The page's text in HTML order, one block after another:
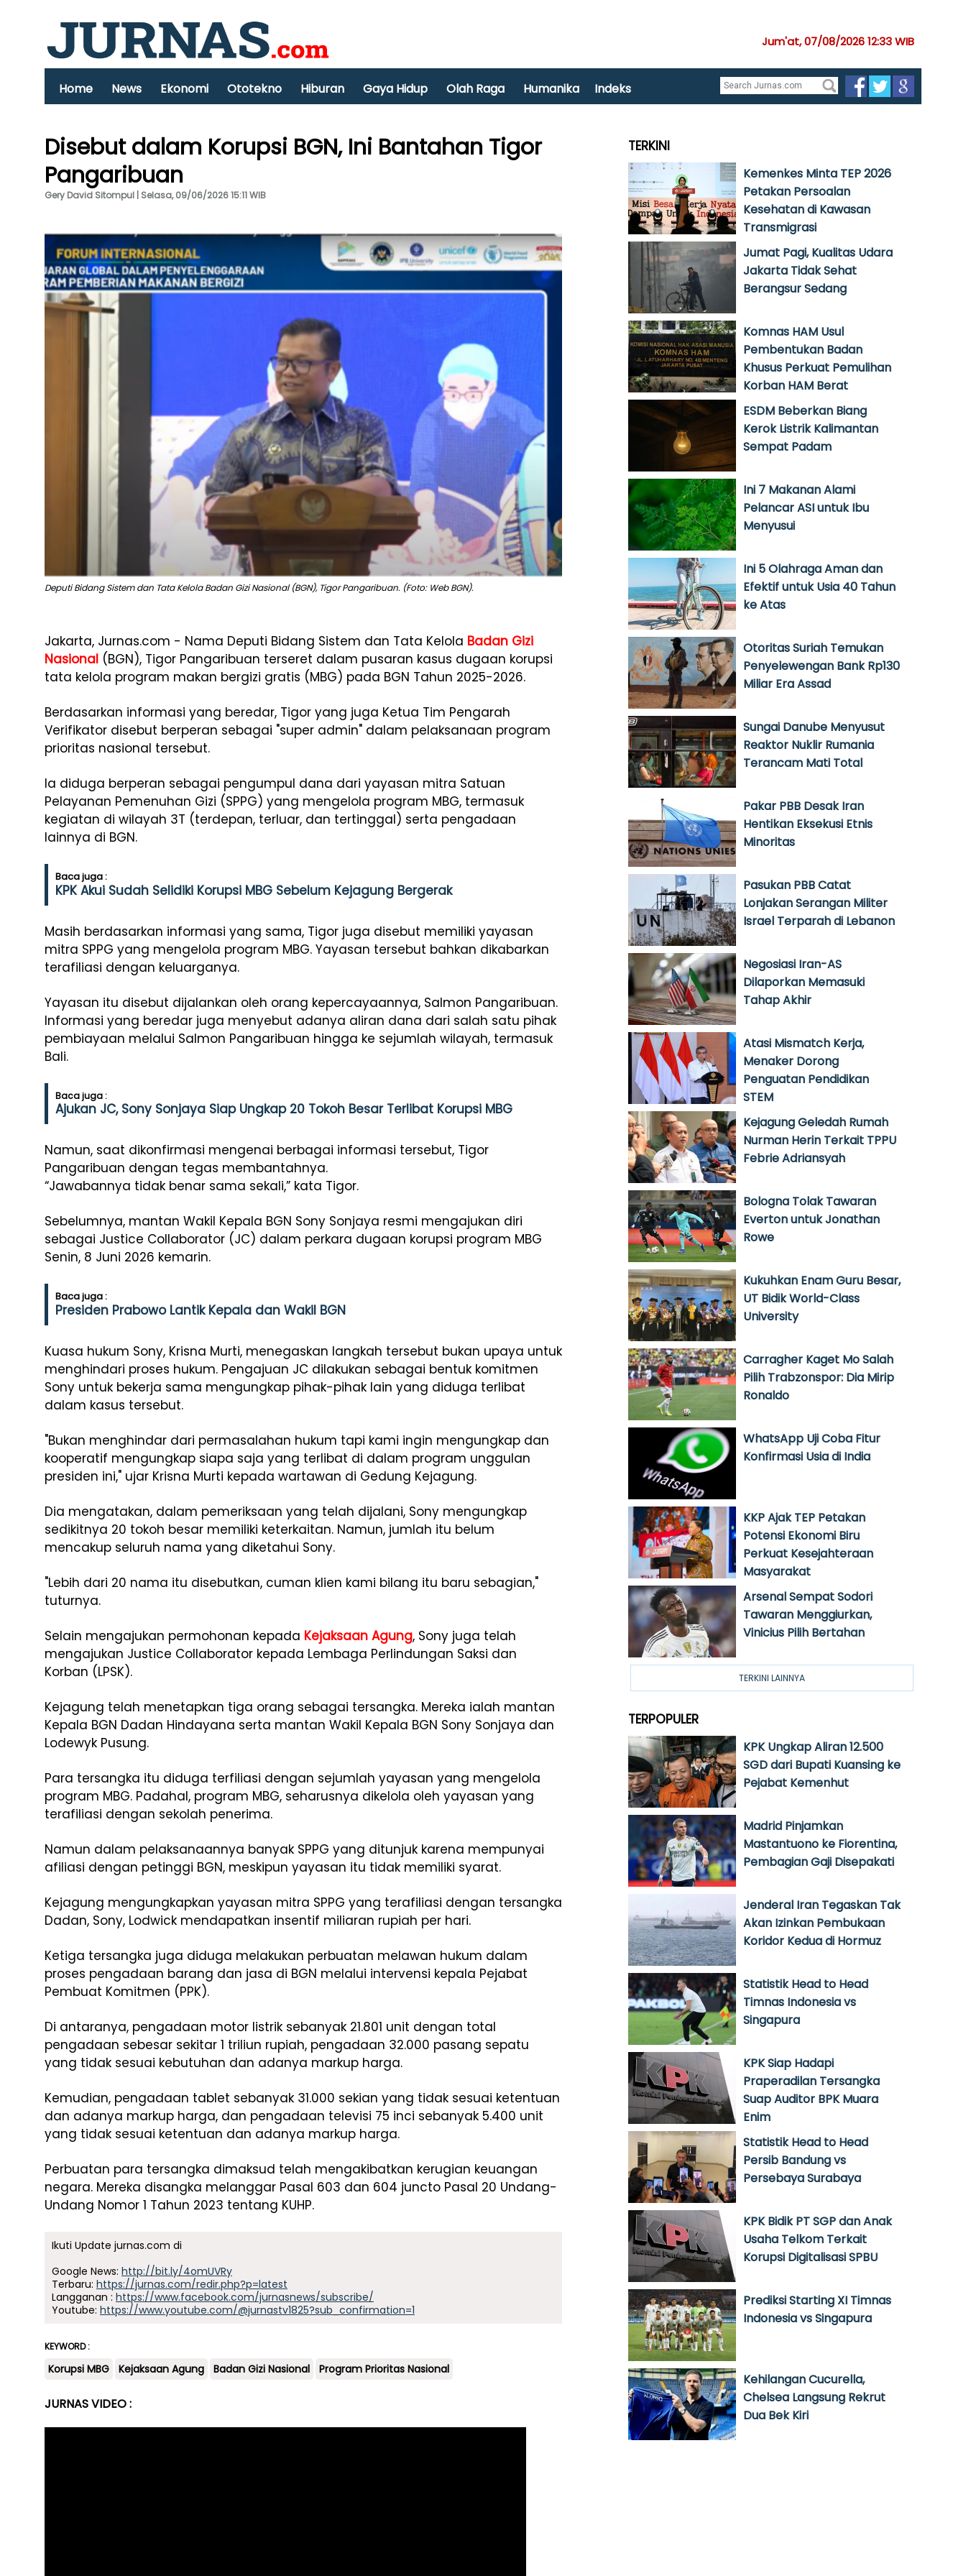
Jum'at, 07/08/2026 12:33 WIB
Home News Ekonomi Ototekno Hiburan Gaya Hidup Olah Raga Humanika Indeks
Disebut dalam Korupsi BGN, Ini Bantahan Tigor
Pangaribuan
Gery David Sitompul | Selasa, 09/06/2026 15:11 WIB
Deputi Bidang Sistem dan Tata Kelola Badan Gizi Nasional (BGN), Tigor Pangaribuan. (Foto: Web BGN).
Jakarta, Jurnas.com - Nama Deputi Bidang Sistem dan Tata Kelola Badan Gizi
Nasional (BGN), Tigor Pangaribuan terseret dalam pusaran kasus dugaan korupsi
tata kelola program makan bergizi gratis (MBG) pada BGN Tahun 2025-2026.
Berdasarkan informasi yang beredar, Tigor yang juga Ketua Tim Pengarah
Verifikator disebut berperan sebagai "super admin" dalam pelaksanaan program
prioritas nasional tersebut.
Ia diduga berperan sebagai pengumpul dana dari yayasan mitra Satuan
Pelayanan Pemenuhan Gizi (SPPG) yang mengelola program MBG, termasuk
kegiatan di wilayah 3T (terdepan, terluar, dan tertinggal) serta pengadaan
lainnya di BGN.
Baca juga :
KPK Akui Sudah Selidiki Korupsi MBG Sebelum Kejagung Bergerak
Masih berdasarkan informasi yang sama, Tigor juga disebut memiliki yayasan
mitra SPPG yang mengelola program MBG. Yayasan tersebut bahkan dikabarkan
terafiliasi dengan keluarganya.
Yayasan itu disebut dijalankan oleh orang kepercayaannya, Salmon Pangaribuan.
Informasi yang beredar juga menyebut adanya aliran dana dari salah satu pihak
pembiayaan melalui Salmon Pangaribuan hingga ke sejumlah wilayah, termasuk
Bali.
Baca juga :
Ajukan JC, Sony Sonjaya Siap Ungkap 20 Tokoh Besar Terlibat Korupsi MBG
Namun, saat dikonfirmasi mengenai berbagai informasi tersebut, Tigor
Pangaribuan dengan tegas membantahnya.
“Jawabannya tidak benar sama sekali,” kata Tigor.
Sebelumnya, mantan Wakil Kepala BGN Sony Sonjaya resmi mengajukan diri
sebagai Justice Collaborator (JC) dalam perkara dugaan korupsi program MBG
Senin, 8 Juni 2026 kemarin.
Baca juga :
Presiden Prabowo Lantik Kepala dan Wakil BGN
Kuasa hukum Sony, Krisna Murti, menegaskan langkah tersebut bukan upaya untuk
menghindari proses hukum. Pengajuan JC dilakukan sebagai bentuk komitmen
Sony untuk bekerja sama mengungkap pihak-pihak lain yang diduga terlibat
dalam kasus tersebut.
"Bukan menghindar dari permasalahan hukum tapi kami ingin mengungkap dan
kooperatif mengungkap siapa saja yang terlibat di dalam program unggulan
presiden ini," ujar Krisna Murti kepada wartawan di Gedung Kejagung.
Dia mengatakan, dalam pemeriksaan yang telah dijalani, Sony mengungkap
sedikitnya 20 tokoh besar memiliki keterkaitan. Namun, jumlah itu belum
mencakup seluruh nama yang diketahui Sony.
"Lebih dari 20 nama itu disebutkan, cuman klien kami bilang itu baru sebagian,"
tuturnya.
Selain mengajukan permohonan kepada Kejaksaan Agung, Sony juga telah
mengajukan Justice Collaborator kepada Lembaga Perlindungan Saksi dan
Korban (LPSK).
Kejagung telah menetapkan tiga orang sebagai tersangka. Mereka ialah mantan
Kepala BGN Dadan Hindayana serta mantan Wakil Kepala BGN Sony Sonjaya dan
Lodewyk Pusung.
Para tersangka itu diduga terfiliasi dengan sejumlah yayasan yang mengelola
program MBG. Padahal, program MBG, seharusnya dikelola oleh yayasan yang
terafiliasi dengan sekolah penerima.
Namun dalam pelaksanaannya banyak SPPG yang ditunjuk karena mempunyai
afiliasi dengan petinggi BGN, meskipun yayasan itu tidak memiliki syarat.
Kejagung mengungkapkan yayasan mitra SPPG yang terafiliasi dengan tersangka
Dadan, Sony, Lodwick mendapatkan insentif miliaran rupiah per hari.
Ketiga tersangka juga diduga melakukan perbuatan melawan hukum dalam
proses pengadaan barang dan jasa di BGN melalui intervensi kepala Pejabat
Pembuat Komitmen (PPK).
Di antaranya, pengadaan motor listrik sebanyak 21.801 unit dengan total
pengadaan sebesar sekitar 1 triliun rupiah, pengadaan 32.000 pasang sepatu
yang tidak sesuai kebutuhan dan adanya markup harga.
Kemudian, pengadaan tablet sebanyak 31.000 sekian yang tidak sesuai ketentuan
dan adanya markup harga, dan pengadaan televisi 75 inci sebanyak 5.400 unit
yang tidak sesuai ketentuan dan adanya markup harga.
Perbuatan para tersangka dimaksud telah mengakibatkan kerugian keuangan
negara. Mereka disangka melanggar Pasal 603 dan 604 juncto Pasal 20 Undang-
Undang Nomor 1 Tahun 2023 tentang KUHP.
Ikuti Update jurnas.com di
Google News: http://bit.ly/4omUVRy
Terbaru: https://jurnas.com/redir.php?p=latest
Langganan : https://www.facebook.com/jurnasnews/subscribe/
Youtube: https://www.youtube.com/@jurnastv1825?sub_confirmation=1
KEYWORD :
Korupsi MBG Kejaksaan Agung Badan Gizi Nasional Program Prioritas Nasional
JURNAS VIDEO :
TERKINI
Kemenkes Minta TEP 2026
Petakan Persoalan
Kesehatan di Kawasan
Transmigrasi
Jumat Pagi, Kualitas Udara
Jakarta Tidak Sehat
Berangsur Sedang
Komnas HAM Usul
Pembentukan Badan
Khusus Perkuat Pemulihan
Korban HAM Berat
ESDM Beberkan Biang
Kerok Listrik Kalimantan
Sempat Padam
Ini 7 Makanan Alami
Pelancar ASI untuk Ibu
Menyusui
Ini 5 Olahraga Aman dan
Efektif untuk Usia 40 Tahun
ke Atas
Otoritas Suriah Temukan
Penyelewengan Bank Rp130
Miliar Era Assad
Sungai Danube Menyusut
Reaktor Nuklir Rumania
Terancam Mati Total
Pakar PBB Desak Iran
Hentikan Eksekusi Etnis
Minoritas
Pasukan PBB Catat
Lonjakan Serangan Militer
Israel Terparah di Lebanon
Negosiasi Iran-AS
Dilaporkan Memasuki
Tahap Akhir
Atasi Mismatch Kerja,
Menaker Dorong
Penguatan Pendidikan
STEM
Kejagung Geledah Rumah
Nurman Herin Terkait TPPU
Febrie Adriansyah
Bologna Tolak Tawaran
Everton untuk Jonathan
Rowe
Kukuhkan Enam Guru Besar,
UT Bidik World-Class
University
Carragher Kaget Mo Salah
Pilih Trabzonspor: Dia Mirip
Ronaldo
WhatsApp Uji Coba Fitur
Konfirmasi Usia di India
KKP Ajak TEP Petakan
Potensi Ekonomi Biru
Perkuat Kesejahteraan
Masyarakat
Arsenal Sempat Sodori
Tawaran Menggiurkan,
Vinicius Pilih Bertahan
TERKINI LAINNYA
TERPOPULER
KPK Ungkap Aliran 12.500
SGD dari Bupati Kuansing ke
Pejabat Kemenhut
Madrid Pinjamkan
Mastantuono ke Fiorentina,
Pembagian Gaji Disepakati
Jenderal Iran Tegaskan Tak
Akan Izinkan Pembukaan
Koridor Kedua di Hormuz
Statistik Head to Head
Timnas Indonesia vs
Singapura
KPK Siap Hadapi
Praperadilan Tersangka
Suap Auditor BPK Muara
Enim
Statistik Head to Head
Persib Bandung vs
Persebaya Surabaya
KPK Bidik PT SGP dan Anak
Usaha Telkom Terkait
Korupsi Digitalisasi SPBU
Prediksi Starting XI Timnas
Indonesia vs Singapura
Kehilangan Cucurella,
Chelsea Langsung Rekrut
Dua Bek Kiri